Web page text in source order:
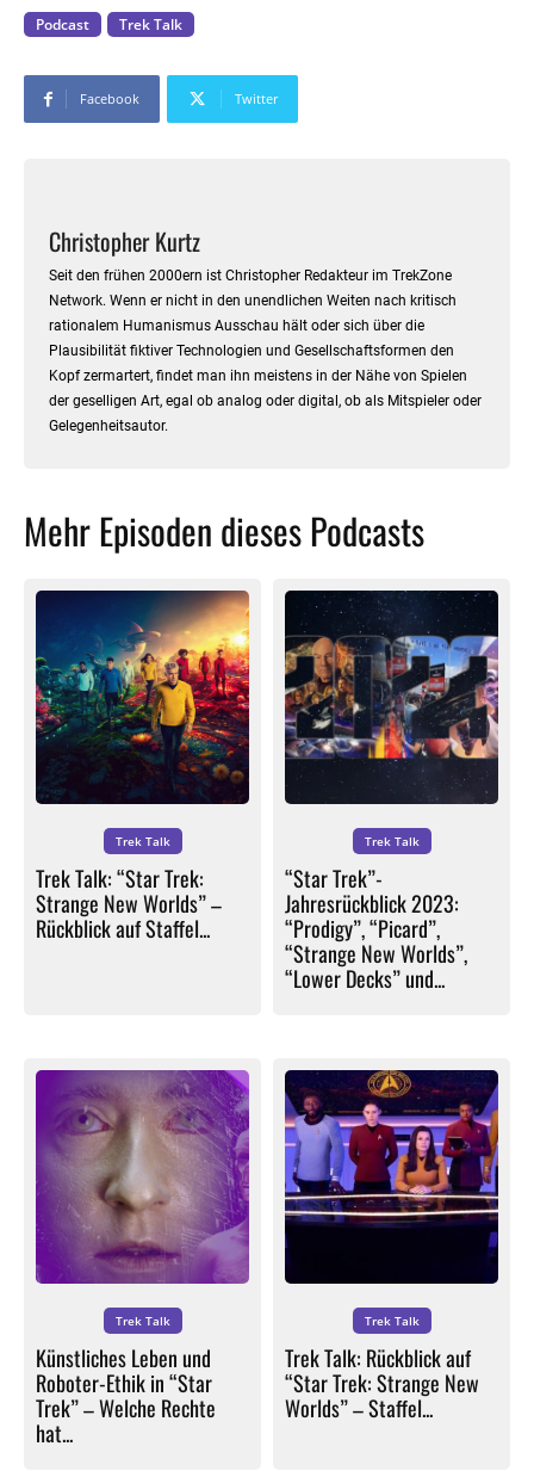
Podcast Trek Talk
Facebook Twitter
Christopher Kurtz
Seit den frühen 2000ern ist Christopher Redakteur im TrekZone
Network. Wenn er nicht in den unendlichen Weiten nach kritisch
rationalem Humanismus Ausschau hält oder sich über die
Plausibilität fiktiver Technologien und Gesellschaftsformen den
Kopf zermartert, findet man ihn meistens in der Nähe von Spielen
der geselligen Art, egal ob analog oder digital, ob als Mitspieler oder
Gelegenheitsautor.
Mehr Episoden dieses Podcasts
Trek Talk
Trek Talk: “Star Trek:
Strange New Worlds” –
Rückblick auf Staffel...
Trek Talk
“Star Trek”-
Jahresrückblick 2023:
“Prodigy”, “Picard”,
“Strange New Worlds”,
“Lower Decks” und...
Trek Talk
Künstliches Leben und
Roboter-Ethik in “Star
Trek” – Welche Rechte
hat...
Trek Talk
Trek Talk: Rückblick auf
“Star Trek: Strange New
Worlds” – Staffel...